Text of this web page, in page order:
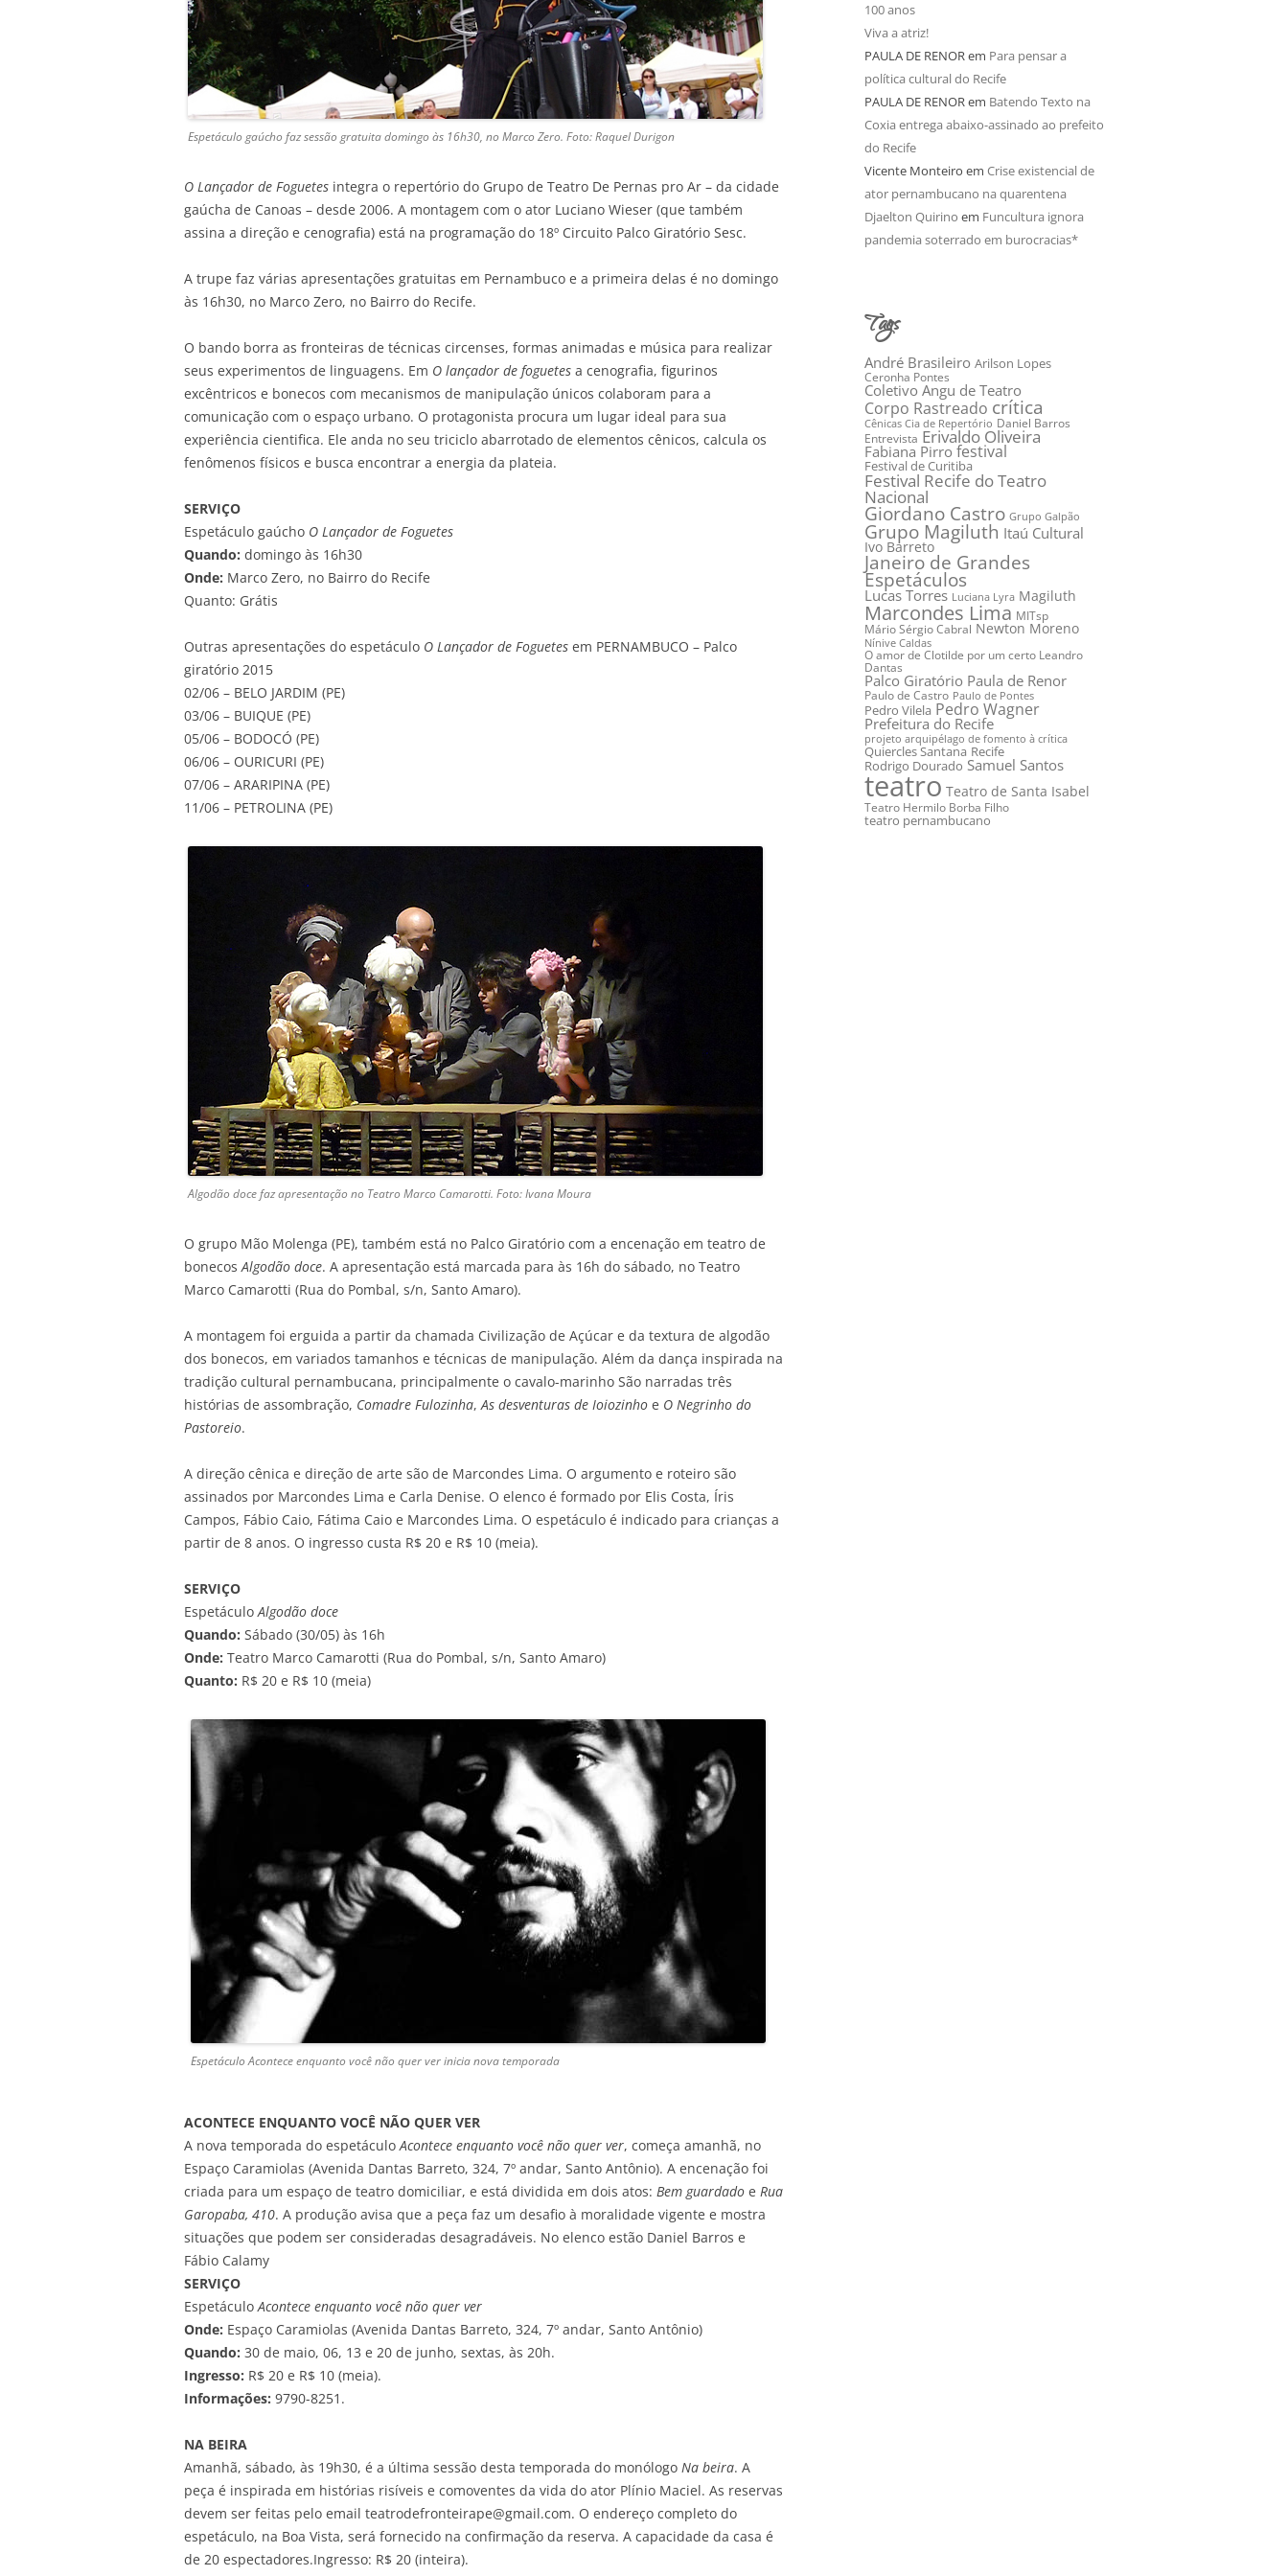
Espetáculo gaúcho faz sessão gratuita domingo às 16h30, no Marco Zero. Foto: Raquel Durigon
O Lançador de Foguetes integra o repertório do Grupo de Teatro De Pernas pro Ar – da cidade
gaúcha de Canoas – desde 2006. A montagem com o ator Luciano Wieser (que também
assina a direção e cenografia) está na programação do 18º Circuito Palco Giratório Sesc.
A trupe faz várias apresentações gratuitas em Pernambuco e a primeira delas é no domingo
às 16h30, no Marco Zero, no Bairro do Recife.
O bando borra as fronteiras de técnicas circenses, formas animadas e música para realizar
seus experimentos de linguagens. Em O lançador de foguetes a cenografia, figurinos
excêntricos e bonecos com mecanismos de manipulação únicos colaboram para a
comunicação com o espaço urbano. O protagonista procura um lugar ideal para sua
experiência cientifica. Ele anda no seu triciclo abarrotado de elementos cênicos, calcula os
fenômenos físicos e busca encontrar a energia da plateia.
SERVIÇO
Espetáculo gaúcho O Lançador de Foguetes
Quando: domingo às 16h30
Onde: Marco Zero, no Bairro do Recife
Quanto: Grátis
Outras apresentações do espetáculo O Lançador de Foguetes em PERNAMBUCO – Palco
giratório 2015
02/06 – BELO JARDIM (PE)
03/06 – BUIQUE (PE)
05/06 – BODOCÓ (PE)
06/06 – OURICURI (PE)
07/06 – ARARIPINA (PE)
11/06 – PETROLINA (PE)
Algodão docefaz apresentação no Teatro Marco Camarotti. Foto: Ivana Moura
O grupo Mão Molenga (PE), também está no Palco Giratório com a encenação em teatro de
bonecosAlgodão doce. A apresentação está marcada para às 16h do sábado, no Teatro
Marco Camarotti (Rua do Pombal, s/n, Santo Amaro).
A montagem foi erguida a partir da chamada Civilização de Açúcar e da textura de algodão
dos bonecos, em variados tamanhos e técnicas de manipulação. Além da dança inspirada na
tradição cultural pernambucana, principalmente o cavalo-marinho São narradas três
histórias de assombração, Comadre Fulozinha,As desventuras de Ioiozinho e O Negrinho do
Pastoreio.
A direção cênica e direção de arte são de Marcondes Lima. O argumento e roteiro são
assinados por Marcondes Lima e Carla Denise. O elenco é formado por Elis Costa, Íris
Campos, Fábio Caio, Fátima Caio e Marcondes Lima. O espetáculo é indicado para crianças a
partir de 8 anos. O ingresso custa R$ 20 e R$ 10 (meia).
SERVIÇO
EspetáculoAlgodão doce
Quando: Sábado (30/05) às 16h
Onde: Teatro Marco Camarotti (Rua do Pombal, s/n, Santo Amaro)
Quanto: R$ 20 e R$ 10 (meia)
Espetáculo Acontece enquanto você não quer ver inicia nova temporada
ACONTECE ENQUANTO VOCÊ NÃO QUER VER
A nova temporada do espetáculoAcontece enquanto você não quer ver, começa amanhã, no
Espaço Caramiolas (Avenida Dantas Barreto, 324, 7º andar, Santo Antônio). A encenação foi
criada para um espaço de teatro domiciliar, e está dividida em dois atos: Bem guardado e Rua
Garopaba, 410. A produção avisa que a peça faz um desafio à moralidade vigente e mostra
situações que podem ser consideradas desagradáveis. No elenco estão Daniel Barros e
Fábio Calamy
SERVIÇO
EspetáculoAcontece enquanto você não quer ver
Onde: Espaço Caramiolas (Avenida Dantas Barreto, 324, 7º andar, Santo Antônio)
Quando: 30 de maio, 06, 13 e 20 de junho, sextas, às 20h.
Ingresso: R$ 20 e R$ 10 (meia).
Informações: 9790-8251.
NA BEIRA
Amanhã, sábado, às 19h30, é a última sessão desta temporada do monólogo Na beira. A
peça é inspirada em histórias risíveis e comoventes da vida do ator Plínio Maciel. As reservas
devem ser feitas pelo email teatrodefronteirape@gmail.com. O endereço completo do
espetáculo, na Boa Vista, será fornecido na confirmação da reserva. A capacidade da casa é
de 20 espectadores.Ingresso: R$ 20 (inteira).
100 anos
Viva a atriz!
PAULA DE RENORem Para pensar a
política cultural do Recife
PAULA DE RENORem Batendo Texto na
Coxia entrega abaixo-assinado ao prefeito
do Recife
Vicente Monteiro em Crise existencial de
ator pernambucano na quarentena
Djaelton Quirino em Funcultura ignora
pandemia soterrado em burocracias*
Tags
André Brasileiro Arilson Lopes
Ceronha Pontes
Coletivo Angu de Teatro
Corpo Rastreado crítica
Cênicas Cia de Repertório Daniel Barros
Entrevista Erivaldo Oliveira
Fabiana Pirro festival
Festival de Curitiba
Festival Recife do Teatro
Nacional
Giordano Castro Grupo Galpão
Grupo Magiluth Itaú Cultural
Ivo Barreto
Janeiro de Grandes
Espetáculos
Lucas Torres Luciana Lyra Magiluth
Marcondes Lima MITsp
Mário Sérgio Cabral Newton Moreno
Nínive Caldas
O amor de Clotilde por um certo Leandro
Dantas
Palco Giratório Paula de Renor
Paulo de Castro Paulo de Pontes
Pedro Vilela Pedro Wagner
Prefeitura do Recife
projeto arquipélago de fomento à crítica
Quiercles Santana Recife
Rodrigo Dourado Samuel Santos
teatro Teatro de Santa Isabel
Teatro Hermilo Borba Filho
teatro pernambucano